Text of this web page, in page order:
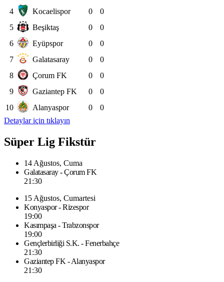
4
Kocaelispor 0
0
5
Beşiktaş 0
0
6
Eyüpspor 0
0
7
Galatasaray 0
0
8
Çorum FK 0
0
9
Gaziantep FK 0
0
10
Alanyaspor 0
0
Detaylar için tıklayın
Süper Lig Fikstür
14 Ağustos, Cuma
Galatasaray - Çorum FK
21:30
15 Ağustos, Cumartesi
Konyaspor - Rizespor
19:00
Kasımpaşa - Trabzonspor
19:00
Gençlerbirliği S.K. - Fenerbahçe
21:30
Gaziantep FK - Alanyaspor
21:30